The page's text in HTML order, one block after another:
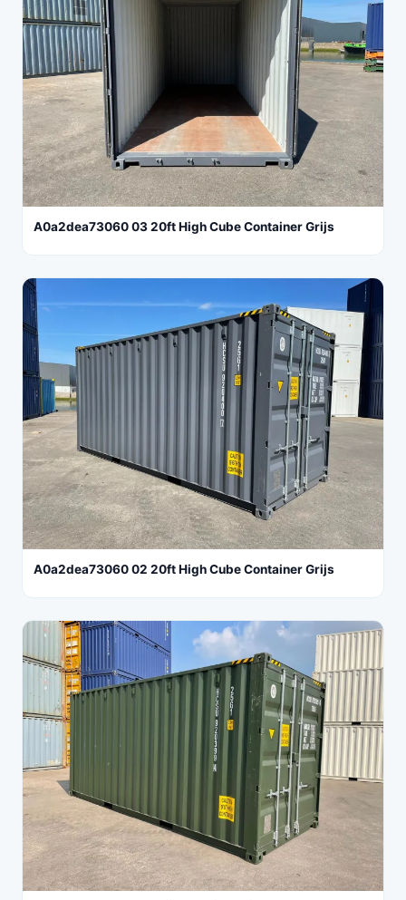
A0a2dea73060 03 20ft High Cube Container Grijs
A0a2dea73060 02 20ft High Cube Container Grijs